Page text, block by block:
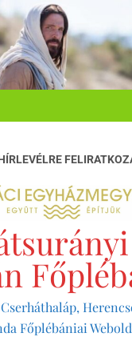
Főplébániai